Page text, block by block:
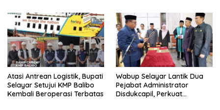
Atasi Antrean Logistik, Bupati
Selayar Setujui KMP Balibo
Kembali Beroperasi Terbatas
Wabup Selayar Lantik Dua
Pejabat Administrator
Disdukcapil, Perkuat